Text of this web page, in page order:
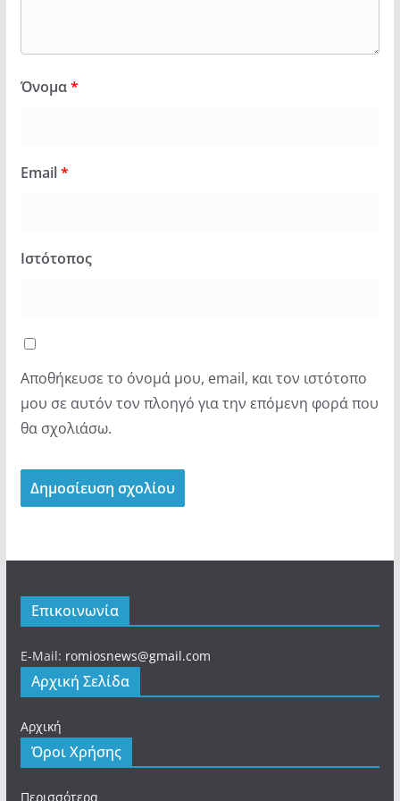
Όνομα*
Email*
Ιστότοπος
Αποθήκευσε το όνομά μου, email, και τον ιστότοπο
μου σε αυτόν τον πλοηγό για την επόμενη φορά που
θα σχολιάσω.
Επικοινωνία
E-Mail: romiosnews@gmail.com
Αρχική Σελίδα
Αρχική
Όροι Χρήσης
Περισσότερα